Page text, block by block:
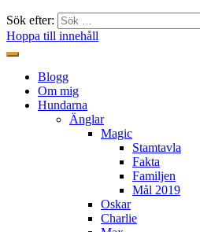
Sök efter:
Hoppa till innehåll
Freestylehundar.se
Blogg
Om mig
Hundarna
Änglar
Magic
Stamtavla
Fakta
Familjen
Mål 2019
Oskar
Charlie